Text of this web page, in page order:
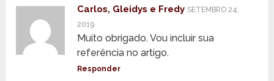
Carlos, Gleidys e Fredy SETEMBRO 24,
2019
Muito obrigado. Vou incluir sua
referência no artigo.
Responder